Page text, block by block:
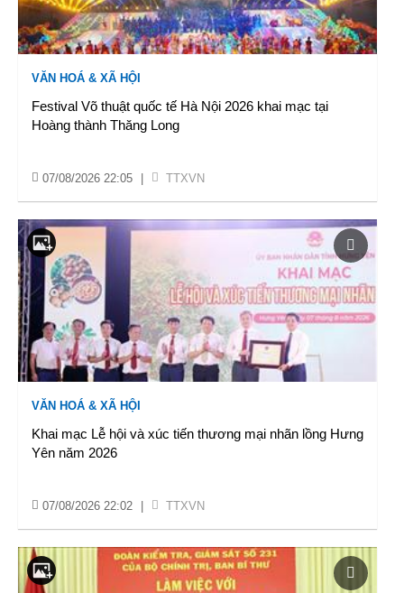
VĂN HOÁ & XÃ HỘI
Festival Võ thuật quốc tế Hà Nội 2026 khai mạc tại
Hoàng thành Thăng Long
07/08/2026 22:05 TTXVN
VĂN HOÁ & XÃ HỘI
Khai mạc Lễ hội và xúc tiến thương mại nhãn lồng Hưng
Yên năm 2026
07/08/2026 22:02 TTXVN